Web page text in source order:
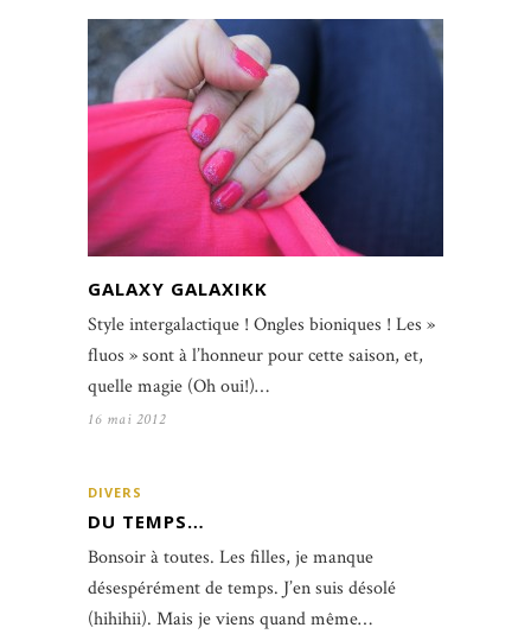
GALAXY GALAXIKK
Style intergalactique ! Ongles bioniques ! Les »
fluos » sont à l’honneur pour cette saison, et,
quelle magie (Oh oui!)…
16 mai 2012
DIVERS
DU TEMPS…
Bonsoir à toutes. Les filles, je manque
désespérément de temps. J’en suis désolé
(hihihii). Mais je viens quand même…